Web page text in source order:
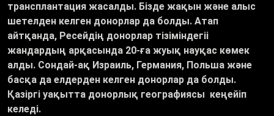
трансплантация жасалды. Бізде жақын және алыс
шетелден келген донорлар да болды. Атап
айтқанда, Ресейдің донорлар тізіміндегіі
жандардың арқасында 20-ға жуық науқас көмек
алды. Сондай-ақ Израиль, Германия, Польша және
басқа да елдерден келген донорлар да болды.
Қазіргі уақытта донорлық географиясы кеңейіп
келеді.